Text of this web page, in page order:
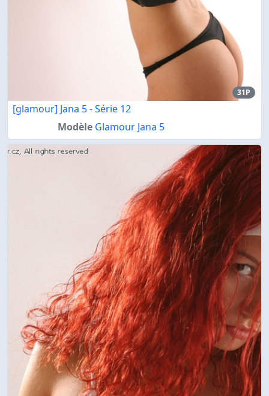
31P
[glamour] Jana 5 - Série 12
Modèle Glamour Jana 5